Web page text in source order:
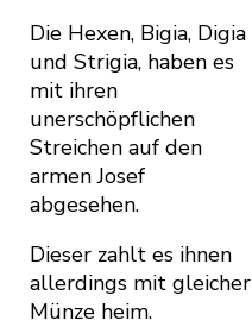
Die Hexen, Bigia, Digia
und Strigia, haben es
mit ihren
unerschöpflichen
Streichen auf den
armen Josef
abgesehen.
Dieser zahlt es ihnen
allerdings mit gleicher
Münze heim.